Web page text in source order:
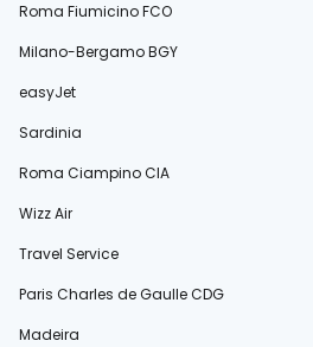
Roma Fiumicino FCO
Milano-Bergamo BGY
easyJet
Sardinia
Roma Ciampino CIA
Wizz Air
Travel Service
Paris Charles de Gaulle CDG
Madeira